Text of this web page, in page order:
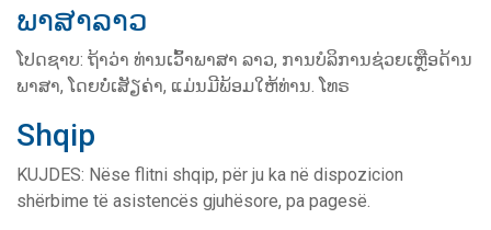
ພາສາລາວ
ໂປດຊາບ: ຖ້າວ່າ ທ່ານເວົ້າພາສາ ລາວ, ການບໍລິການຊ່ວຍເຫຼືອດ້ານ
ພາສາ, ໂດຍບໍ່ເສັຽຄ່າ, ແມ່ນມີພ້ອມໃຫ້ທ່ານ. ໂທຣ
Shqip
KUJDES: Nëse flitni shqip, për ju ka në dispozicion
shërbime të asistencës gjuhësore, pa pagesë.